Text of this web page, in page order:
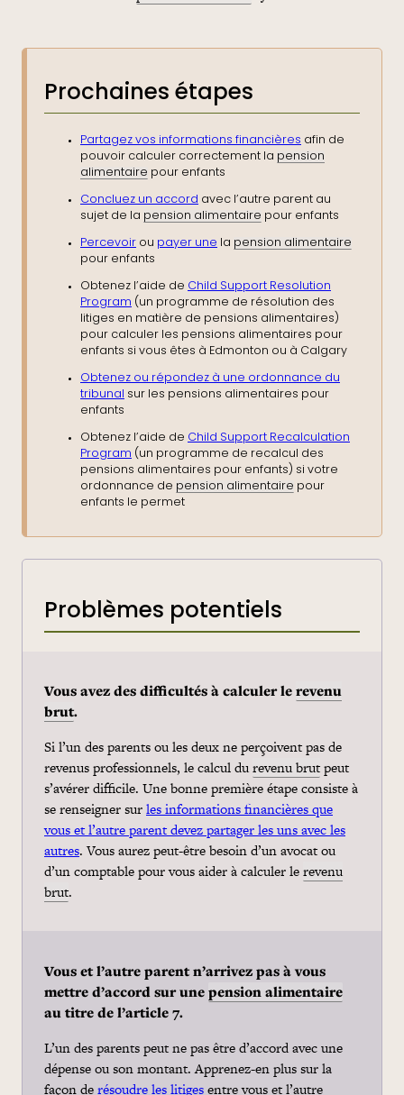
Prochaines étapes
Partagez vos informations financières afin de
pouvoir calculer correctement la pension
alimentaire pour enfants
Concluez un accord avec l’autre parent au
sujet de la pension alimentaire pour enfants
Percevoir ou payer une la pension alimentaire
pour enfants
Obtenez l’aide de Child Support Resolution
Program (un programme de résolution des
litiges en matière de pensions alimentaires)
pour calculer les pensions alimentaires pour
enfants si vous êtes à Edmonton ou à Calgary
Obtenez ou répondez à une ordonnance du
tribunal
sur les pensions alimentaires pour
enfants
Obtenez l’aide de Child Support Recalculation
Program (un programme de recalcul des
pensions alimentaires pour enfants) si votre
ordonnance de pension alimentaire pour
enfants le permet
Problèmes potentiels
Vous avez des difficultés à calculer lerevenu
brut.
Si l’un des parents ou les deux ne perçoivent pas de
revenus professionnels, le calcul durevenu brutpeut
s’avérer difficile. Une bonne première étape consiste à
se renseigner surles informations financières que
vous et l’autre parent devez partager les uns avec les
autres. Vous aurez peut-être besoin d’un avocat ou
d’un comptable pour vous aider à calculer lerevenu
brut.
Vous et l’autre parent n’arrivez pas à vous
mettre d’accord sur unepension alimentaire
au titre de l’article 7.
L’un des parents peut ne pas être d’accord avec une
dépense ou son montant. Apprenez-en plus sur la
façon derésoudre les litigesentre vous et l’autre